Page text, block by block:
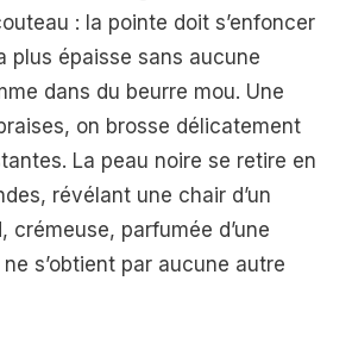
: la pointe doit s’enfoncer
plus épaisse sans aucune
dans du beurre mou. Une
on brosse délicatement
La peau noire se retire en
révélant une chair d’un
crémeuse, parfumée d’une
s’obtient par aucune autre